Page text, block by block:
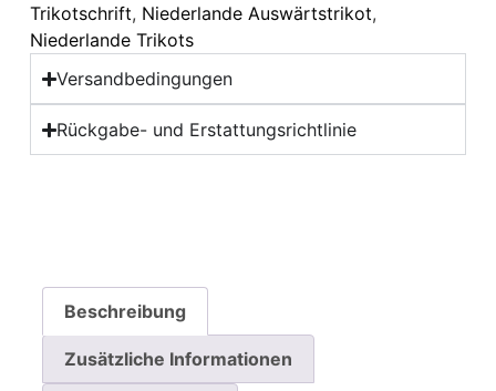
Trikotschrift, Niederlande Auswärtstrikot,
Niederlande Trikots
Versandbedingungen
Rückgabe- und Erstattungsrichtlinie
Beschreibung
Zusätzliche Informationen